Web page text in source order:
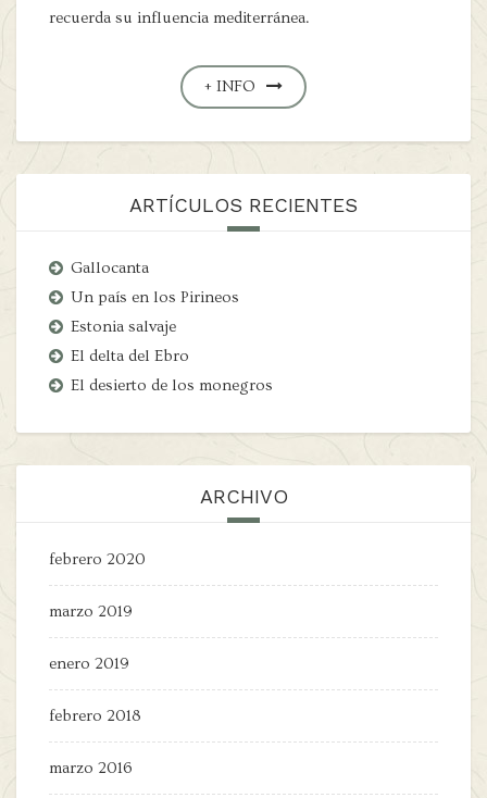
recuerda su influencia mediterránea.
+ INFO
ARTÍCULOS RECIENTES
Gallocanta
Un país en los Pirineos
Estonia salvaje
El delta del Ebro
El desierto de los monegros
ARCHIVO
febrero 2020
marzo 2019
enero 2019
febrero 2018
marzo 2016